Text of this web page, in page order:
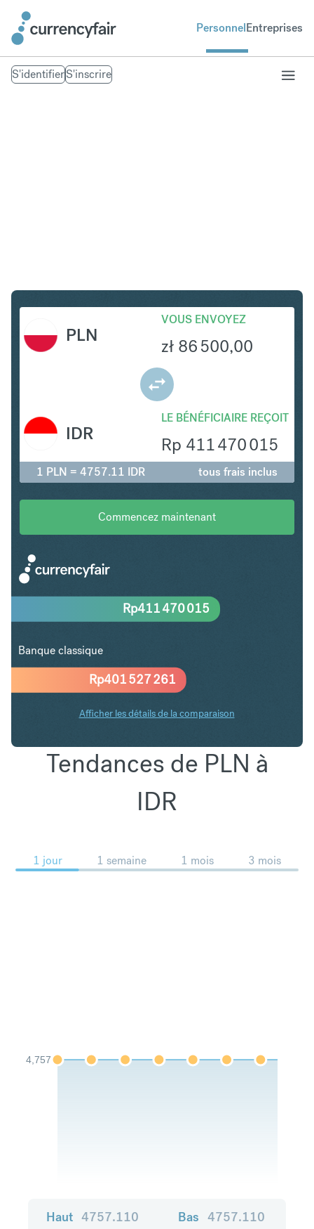
PersonnelEntreprises
S'identifierS'inscrire
PLN
VOUS ENVOYEZ
zł 86 500,00
LE BÉNÉFICIAIRE REÇOIT
Rp 411 470 015
IDR
1 PLN = 4757.11 IDR tous frais inclus
Commencez maintenant
Rp401 527 261
Rp411 470 015
Banque classique
Afficher les détails de la comparaison
Tendances de PLN à
IDR
1 jour 1 semaine 1 mois 3 mois
4,757
Haut 4757.110 Bas 4757.110